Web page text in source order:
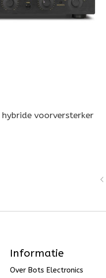
voorversterker
Informatie
Over Bots Electronics